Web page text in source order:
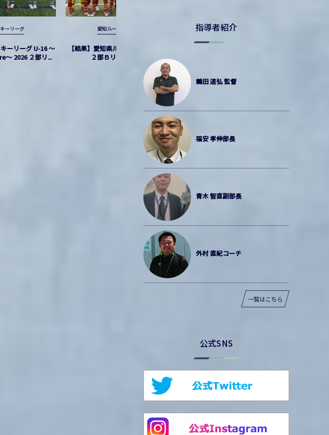
ーリーグ
ーリーグ U-16 〜
2026 ２部リ...
愛知ルーキーリーグ
【結果】愛知県ルーキーリーグ2026
２部Ｂリーグ第１節
Top
指導者紹介
鶴田 道弘 監督
福安 孝伸部長
青木 智直副部長
外村 直紀コーチ
一覧はこちら
公式SNS